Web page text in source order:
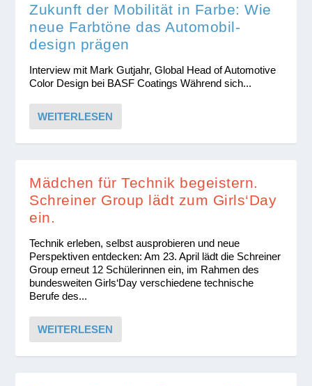
Zukunft der Mobilität in Farbe: Wie
neue Farbtöne das Automobil-
design prägen
Interview mit Mark Gutjahr, Global Head of Automotive
Color Design bei BASF Coatings Während sich...
WEITERLESEN
Mädchen für Technik begeistern.
Schreiner Group lädt zum Girls‘Day
ein.
Technik erleben, selbst ausprobieren und neue
Perspektiven entdecken: Am 23. April lädt die Schreiner
Group erneut 12 Schülerinnen ein, im Rahmen des
bundesweiten Girls‘Day verschiedene technische
Berufe des...
WEITERLESEN